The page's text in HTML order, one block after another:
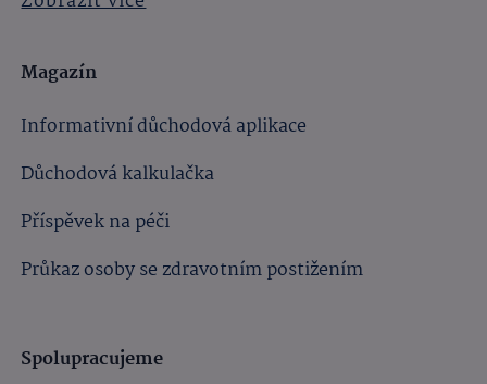
Magazín
Informativní důchodová aplikace
Důchodová kalkulačka
Příspěvek na péči
Průkaz osoby se zdravotním postižením
Spolupracujeme